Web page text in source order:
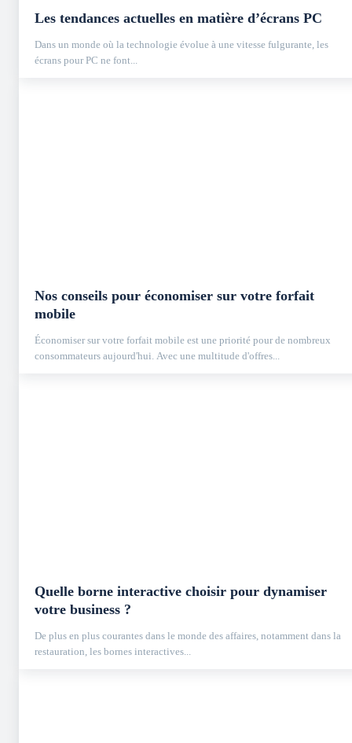
Les tendances actuelles en matière d’écrans PC
Dans un monde où la technologie évolue à une vitesse fulgurante, les
écrans pour PC ne font...
Nos conseils pour économiser sur votre forfait
mobile
Économiser sur votre forfait mobile est une priorité pour de nombreux
consommateurs aujourd'hui. Avec une multitude d'offres...
Quelle borne interactive choisir pour dynamiser
votre business ?
De plus en plus courantes dans le monde des affaires, notamment dans la
restauration, les bornes interactives...